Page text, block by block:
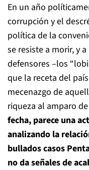
En un año
corrupción y el
política de la
se resiste a morir, y
defensores –los
que la receta del
mecenazgo de
riqueza al amparo
fecha, parece una
analizando la
bullados casos
no da señales de